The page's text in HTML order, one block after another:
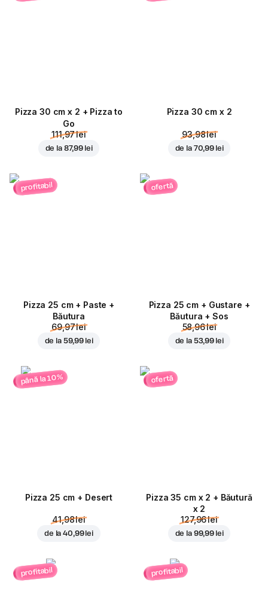
Pizza 30 cm x 2 + Pizza to
Go
111,97 lei
de la 87,99 lei
Pizza 30 cm x 2
93,98 lei
de la 70,99 lei
profitabil
Pizza 25 cm + Paste +
Băutura
69,97 lei
de la 59,99 lei
ofertă
Pizza 25 cm + Gustare +
Băutura + Sos
58,96 lei
de la 53,99 lei
până la 10%
Pizza 25 cm + Desert
41,98 lei
de la40,99 lei
ofertă
Pizza 35 cm x 2 + Băutură
x 2
127,96 lei
de la 99,99 lei
profitabil profitabil